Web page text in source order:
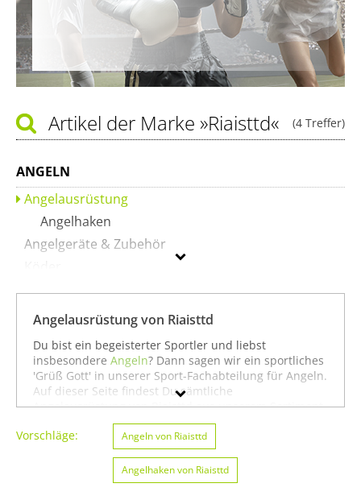
(4 Treffer)
Artikel der Marke »Riaisttd«
ANGELN
Angelausrüstung
Angelhaken
Angelgeräte & Zubehör
Rollen
Ruten
Riaisttd
Geschlecht
Angelausrüstung von Riaisttd
Du bist ein begeisterter Sportler und liebst
insbesondere Angeln? Dann sagen wir ein sportliches
'Grüß Gott' in unserer Sport-Fachabteilung für Angeln.
Auf dieser Seite findest Du sämtliche
Angelausrüstung von Riaisttd aus unserem Sortiment.
Du kannst auch gezieltAngeln von Riaisttd
Basketball von Riaisttdsuchen. Oder Du schaust
etwas breiter und siehst Dich auf unserer Seite mit
sämtlichen Sportartikeln vonRiaisttd
Produkten für den SportAngeln von Riaisttd
Vorschläge: Angeln von Riaisttd
Angelhaken von Riaisttd